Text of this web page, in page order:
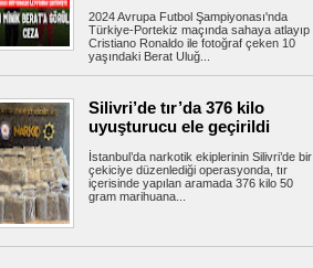
İstanbul'da tahliye edilen bina
Bahçelievler'de 4 katlı boş bir bina çöktü.
Yaralının olmadığı öğrenilirken,...
Şehit ve gazilere yeni haklar
içeren kanun teklifi komisyondan geçti
Cumhur İttifakı tarafından hazırlanan ve
TBMM'ye sunulan şehit ve gazilere yeni...
2024 Avrupa Futbol Şampiyonası'nda
Türkiye-Portekiz maçında sahaya atlayıp
Cristiano Ronaldo ile fotoğraf çeken 10
yaşındaki Berat Uluğ...
Silivri’de tır’da 376 kilo
uyuşturucu ele geçirildi
İstanbul’da narkotik ekiplerinin Silivri’de bir
çekiciye düzenlediği operasyonda, tır
içerisinde yapılan aramada 376 kilo 50
gram marihuana...